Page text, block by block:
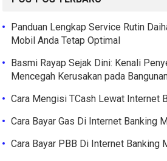
Panduan Lengkap Service Rutin
Mobil Anda Tetap Optimal
Basmi Rayap Sejak Dini: Kenali
Mencegah Kerusakan pada
Cara Mengisi TCash Lewat Internet
Cara Bayar Gas Di Internet Banking
Cara Bayar PBB Di Internet Banking